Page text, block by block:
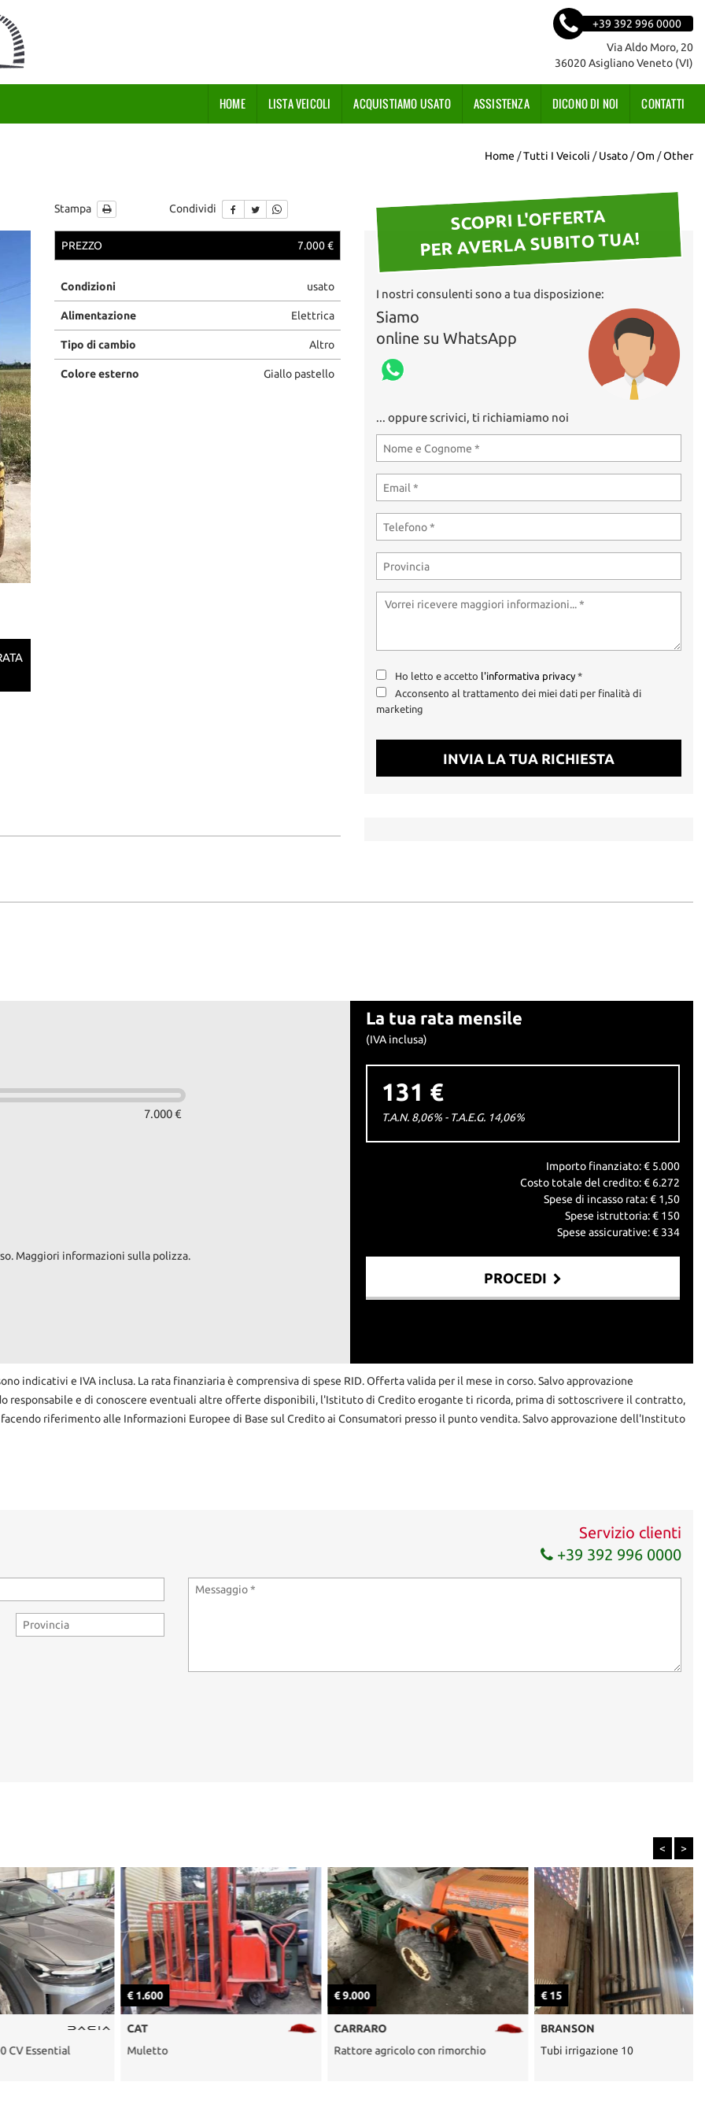
+39 392 996 0000
Via Aldo Moro, 20
36020 Asigliano Veneto (VI)
HOME LISTA VEICOLI ACQUISTIAMO USATO ASSISTENZA DICONO DI NOI CONTATTI
Home /Tutti I Veicoli /Usato /Om /Other
Stampa Condividi
PREZZO 7.000 €
Condizioni usato
Alimentazione Elettrica
Tipo di cambio Altro
Colore esterno Giallo pastello
SCOPRI L'OFFERTA
PER AVERLA SUBITO TUA!
I nostri consulenti sono a tua disposizione:
Siamo
online su WhatsApp
... oppure scrivici, ti richiamiamo noi
Ho letto e accetto l'informativa privacy*
Acconsento al trattamento dei miei dati per finalità di
marketing
INVIA LA TUA RICHIESTA
7.000 €
Maggiori informazioni sulla polizza.
La tua rata mensile
(IVA inclusa)
131 €
T.A.N. 8,06% - T.A.E.G. 14,06%
Importo finanziato: € 5.000
Costo totale del credito: € 6.272
Spese di incasso rata: € 1,50
Spese istruttoria: € 150
Spese assicurative: € 334
PROCEDI
indicativi e IVA inclusa. La rata finanziaria è comprensiva di spese RID. Offerta valida per il mese in corso. Salvo approvazione
responsabile e di conoscere eventuali altre offerte disponibili, l'Istituto di Credito erogante ti ricorda, prima di sottoscrivere il contratto,
riferimento alle Informazioni Europee di Base sul Credito ai Consumatori presso il punto vendita. Salvo approvazione dell'Instituto
Servizio clienti
+39 392 996 0000
< >
€ 1.600
CAT
€ 9.000
CARRARO
Rattore agricolo con rimorchio
€ 15
BRANSON
Tubi irrigazione 10